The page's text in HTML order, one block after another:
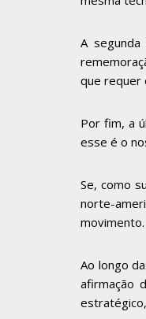
A
que requer
Por fim, a
esse é o
Se, como
norte-
movimento.
Ao longo
afirmação